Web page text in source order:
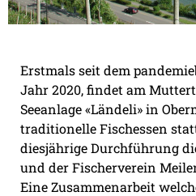
Erstmals seit dem
Jahr 2020, findet am
Seeanlage «Ländeli» in
traditionelle Fischessen
diesjährige Durchführung
und der Fischerverein
Eine Zusammenarbeit